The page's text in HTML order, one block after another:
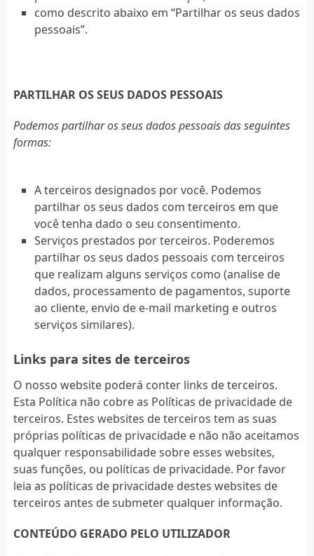
como descrito abaixo em “Partilhar os seus dados
pessoais”.
PARTILHAR OS SEUS DADOS PESSOAIS
Podemos partilhar os seus dados pessoais das seguintes
formas:
A terceiros designados por você. Podemos
partilhar os seus dados com terceiros em que
você tenha dado o seu consentimento.
Serviços prestados por terceiros. Poderemos
partilhar os seus dados pessoais com terceiros
que realizam alguns serviços como (analise de
dados, processamento de pagamentos, suporte
ao cliente, envio de e-mail marketing e outros
serviços similares).
Links para sites de terceiros
O nosso website poderá conter links de terceiros.
Esta Política não cobre as Políticas de privacidade de
terceiros. Estes websites de terceiros tem as suas
próprias políticas de privacidade e não não aceitamos
qualquer responsabilidade sobre esses websites,
suas funções, ou políticas de privacidade. Por favor
leia as políticas de privacidade destes websites de
terceiros antes de submeter qualquer informação.
CONTEÚDO GERADO PELO UTILIZADOR